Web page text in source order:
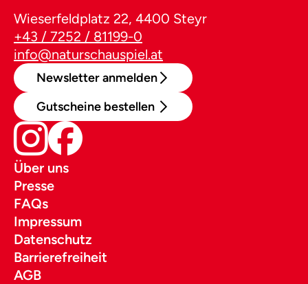
Wieserfeldplatz 22, 4400 Steyr
+43 / 7252 / 81199-0
info@naturschauspiel.at
Newsletter anmelden
Gutscheine bestellen
Über uns
Presse
FAQs
Impressum
Datenschutz
Barrierefreiheit
AGB